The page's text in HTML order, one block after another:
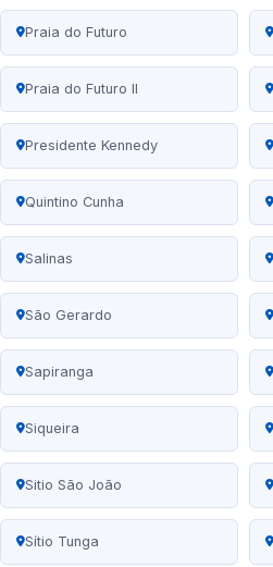
Praia do Futuro
Praia do Futuro II
Presidente Kennedy
Quintino Cunha
Salinas
São Gerardo
Sapiranga
Siqueira
Sitio São João
Sítio Tunga